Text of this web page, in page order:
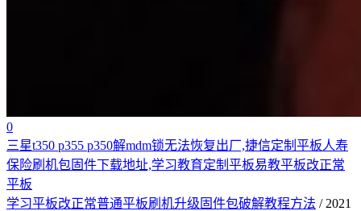
0
三星t350 p355 p350解mdm锁无法恢复出厂,捷信定制平板人寿
保险刷机包固件下载地址,学习教育定制平板易教平板改正常
平板
学习平板改正常普通平板刷机升级固件包破解教程方法 / 2021